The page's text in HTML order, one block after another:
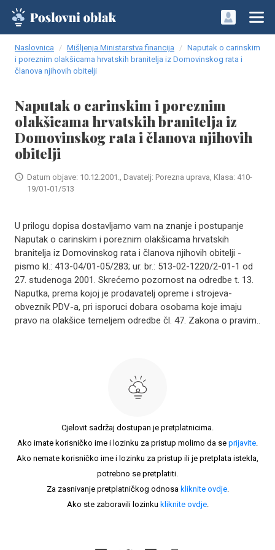
Naslovnica Mišljenja Ministarstva financija
Naputak o carinskim
i poreznim olakšicama hrvatskih branitelja iz Domovinskog rata i
članova­ njihovih obitelji
Naputak o carinskim i poreznim
olakšicama hrvatskih branitelja iz
Domovinskog rata i članova­ njihovih
obitelji
Datum objave: 10.12.2001., Davatelj: Porezna uprava, Klasa: 410-
19/01-01/513
U prilogu dopisa dostavljamo vam na znanje i po­stupanje
Naputak o carinskim i poreznim olakšicama hrvat­skih
branitelja iz Domovinskog rata i članova njihovih obitelji -
pismo kl.: 413-04/01-05/283; ur. br.: 513-02-1220/2-01-1 od
27. studenoga 2001. Skrećemo pozornost na odredbe t. 13.
Naputka, prema ko­joj je prodavatelj opreme i strojeva-
obveznik PDV-a, pri ispo­ruci dobara osobama koje imaju
pravo na olakšice temeljem odredbe čl. 47. Zakona o pravim..
Cjelovit sadržaj dostupan je pretplatnicima.
Ako imate korisničko ime i lozinku za pristup molimo da se prijavite.
Ako nemate korisničko ime i lozinku za pristup ili je pretplata istekla,
potrebno se pretplatiti.
Za zasnivanje pretplatničkog odnosa kliknite ovdje.
Ako ste zaboravili lozinku kliknite ovdje.